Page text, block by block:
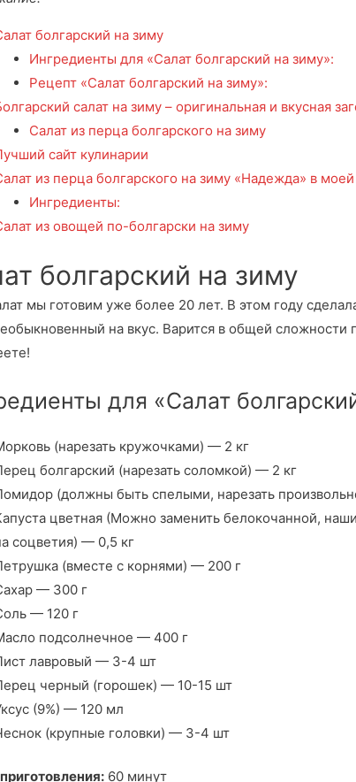
болгарский на зиму
Ингредиенты для «Салат болгарский на зиму»:
Рецепт «Салат болгарский на зиму»:
салат на зиму – оригинальная и вкусная
Салат из перца болгарского на зиму
сайт кулинарии
из перца болгарского на зиму «Надежда» в
Ингредиенты:
из овощей по-болгарски на зиму
болгарский на зиму
мы готовим уже более 20 лет. В этом году
на вкус. Варится в общей сложности
для «Салат
(нарезать кружочками) — 2 кг
болгарский (нарезать соломкой) — 2 кг
(должны быть спелыми, нарезать
цветная (Можно заменить белокочанной,
соцветия) — 0,5 кг
(вместе с корнями) — 200 г
— 300 г
— 120 г
подсолнечное — 400 г
лавровый — 3-4 шт
черный (горошек) — 10-15 шт
(9%) — 120 мл
(крупные головки) — 3-4 шт
60 минут